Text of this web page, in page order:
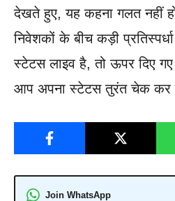
देखते हुए, यह कहना गलत नहीं
निवेशकों के बीच कड़ी
स्टेटस लाइव है, तो ऊपर दिए
आप अपना स्टेटस तुरंत चेक कर
Join WhatsApp